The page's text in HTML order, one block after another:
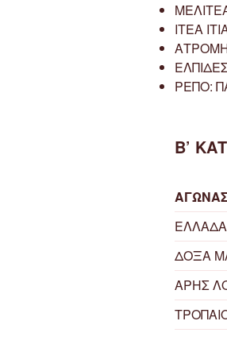
ΙΤΕΑ
ΡΕΠΟ:
Β’
ΔΟΞΑ
ΑΡΗΣ